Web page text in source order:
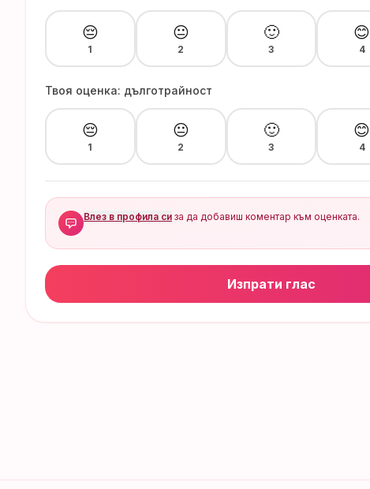
😔
1
😐
2
🙂
3
😊
4
Твоя оценка: дълготрайност
😔
1
😐
2
🙂
3
😊
4
Влез в профила си за да добавиш коментар към оценката.
Изпрати глас